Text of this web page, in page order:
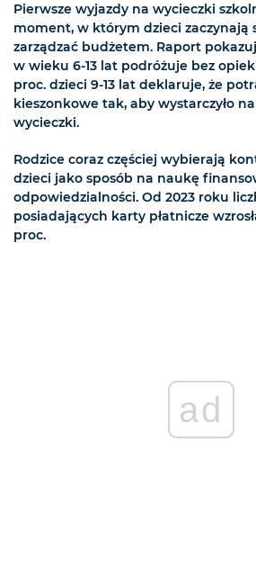
Pierwsze wyjazdy na wycieczki
moment, w którym dzieci zaczynają
zarządzać budżetem. Raport
w wieku 6-13 lat podróżuje bez
proc. dzieci 9-13 lat deklaruje, że
kieszonkowe tak, aby wystarczyło
wycieczki.
Rodzice coraz częściej wybierają
dzieci jako sposób na naukę
odpowiedzialności. Od 2023 roku
posiadających karty płatnicze
proc.
ad